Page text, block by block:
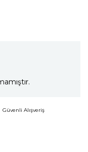
Güvenli Alışveriş